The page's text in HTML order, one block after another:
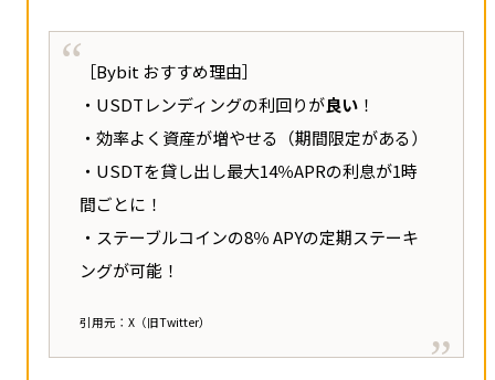
•Lazarus Groupの関与が指摘される（過去には
Axie Infinityのイーサリアムブリッジも攻撃）
⑧ ハッカーへの戦略的対応
「資金洗浄は困難」と強調し、交渉の余地を示
唆。
⑨ 業界の支援を活用
で、PCブラウザ版レベルのカスタマイズ性に上
げてくれると助かります
対策｜これは対策済みで、現在は色や太さの変
更が可能になっています。
パスワード忘れて問い合わせしてますが心当た
［Bybit おすすめ理由］
・USDTレンディングの利回りが良い ！
・効率よく資産が増やせる（期間限定がある）
・USDTを貸し出し最大14％APRの利息が1時
間ごとに！
・ステーブルコインの8％ APYの定期ステーキ
ングが可能！
引用元：X（旧Twitter）